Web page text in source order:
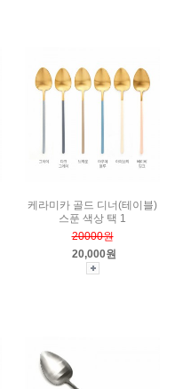
케라미카 골드 디너(테이블)
스푼 색상 택 1
20000원
20,000원